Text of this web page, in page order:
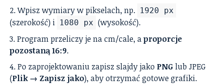
Wpisz wymiary w pikselach, np. 1920 px
(szerokość) i 1080 px (wysokość).
Program przeliczy je na cm/cale, aproporcje
pozostaną 16:9.
Po zaprojektowaniu zapisz slajdy jako PNGlub JPEG
(Plik → Zapisz jako), aby otrzymać gotowe grafiki.